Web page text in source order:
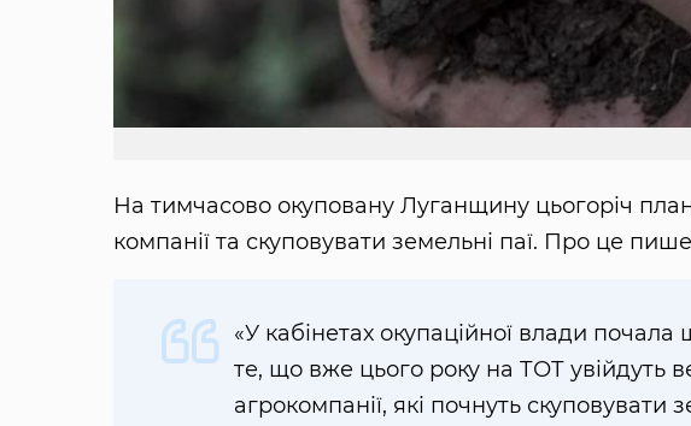
На тимчасово окуповану Луганщину цьогоріч
компанії та скуповувати земельні паї. Про це пише
«У кабінетах окупаційної влади
те, що вже цього року на ТОТ увійдуть
агрокомпанії, які почнуть скуповувати